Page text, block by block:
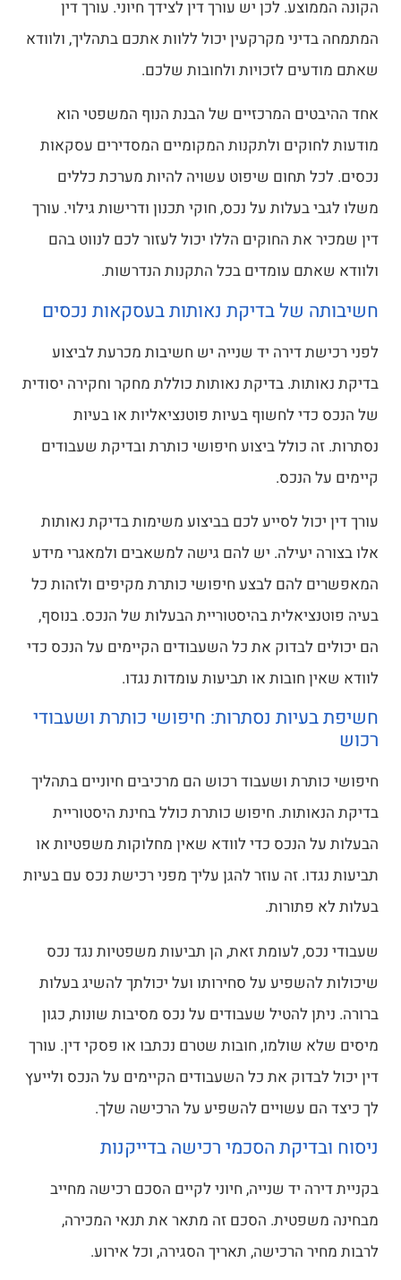
הקונה הממוצע. לכן יש עורך דין לצידך חיוני. עורך דין
המתמחה בדיני מקרקעין יכול ללוות אתכם בתהליך, ולוודא
שאתם מודעים לזכויות ולחובות שלכם.
אחד ההיבטים המרכזיים של הבנת הנוף המשפטי הוא
מודעות לחוקים ולתקנות המקומיים המסדירים עסקאות
נכסים. לכל תחום שיפוט עשויה להיות מערכת כללים
משלו לגבי בעלות על נכס, חוקי תכנון ודרישות גילוי. עורך
דין שמכיר את החוקים הללו יכול לעזור לכם לנווט בהם
ולוודא שאתם עומדים בכל התקנות הנדרשות.
חשיבותה של בדיקת נאותות בעסקאות נכסים
לפני רכישת דירה יד שנייה יש חשיבות מכרעת לביצוע
בדיקת נאותות. בדיקת נאותות כוללת מחקר וחקירה יסודית
של הנכס כדי לחשוף בעיות פוטנציאליות או בעיות
נסתרות. זה כולל ביצוע חיפושי כותרת ובדיקת שעבודים
קיימים על הנכס.
עורך דין יכול לסייע לכם בביצוע משימות בדיקת נאותות
אלו בצורה יעילה. יש להם גישה למשאבים ולמאגרי מידע
המאפשרים להם לבצע חיפושי כותרת מקיפים ולזהות כל
בעיה פוטנציאלית בהיסטוריית הבעלות של הנכס. בנוסף,
הם יכולים לבדוק את כל השעבודים הקיימים על הנכס כדי
לוודא שאין חובות או תביעות עומדות נגדו.
חשיפת בעיות נסתרות: חיפושי כותרת ושעבודי
רכוש
חיפושי כותרת ושעבוד רכוש הם מרכיבים חיוניים בתהליך
בדיקת הנאותות. חיפוש כותרת כולל בחינת היסטוריית
הבעלות על הנכס כדי לוודא שאין מחלוקות משפטיות או
תביעות נגדו. זה עוזר להגן עליך מפני רכישת נכס עם בעיות
בעלות לא פתורות.
שעבודי נכס, לעומת זאת, הן תביעות משפטיות נגד נכס
שיכולות להשפיע על סחירותו ועל יכולתך להשיג בעלות
ברורה. ניתן להטיל שעבודים על נכס מסיבות שונות, כגון
מיסים שלא שולמו, חובות שטרם נכתבו או פסקי דין. עורך
דין יכול לבדוק את כל השעבודים הקיימים על הנכס ולייעץ
לך כיצד הם עשויים להשפיע על הרכישה שלך.
ניסוח ובדיקת הסכמי רכישה בדייקנות
בקניית דירה יד שנייה, חיוני לקיים הסכם רכישה מחייב
מבחינה משפטית. הסכם זה מתאר את תנאי המכירה,
לרבות מחיר הרכישה, תאריך הסגירה, וכל אירוע.